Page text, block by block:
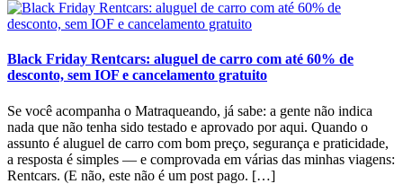
Black Friday Rentcars: aluguel de carro com até 60% de
desconto, sem IOF e cancelamento gratuito
Se você acompanha o Matraqueando, já sabe: a gente não indica
nada que não tenha sido testado e aprovado por aqui. Quando o
assunto é aluguel de carro com bom preço, segurança e praticidade,
a resposta é simples — e comprovada em várias das minhas viagens:
Rentcars. (E não, este não é um post pago. […]